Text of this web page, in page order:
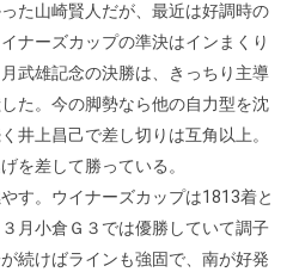
た山崎賢人だが、最近は好調時の
ナーズカップの準決はインまくり
武雄記念の決勝は、きっちり主導
た。今の脚勢なら他の自力型を沈
井上昌己で差し切りは互角以上。
を差して勝っている。
す。ウイナーズカップは1813着と
月小倉Ｇ３では優勝していて調子
続けばラインも強固で、南が好発